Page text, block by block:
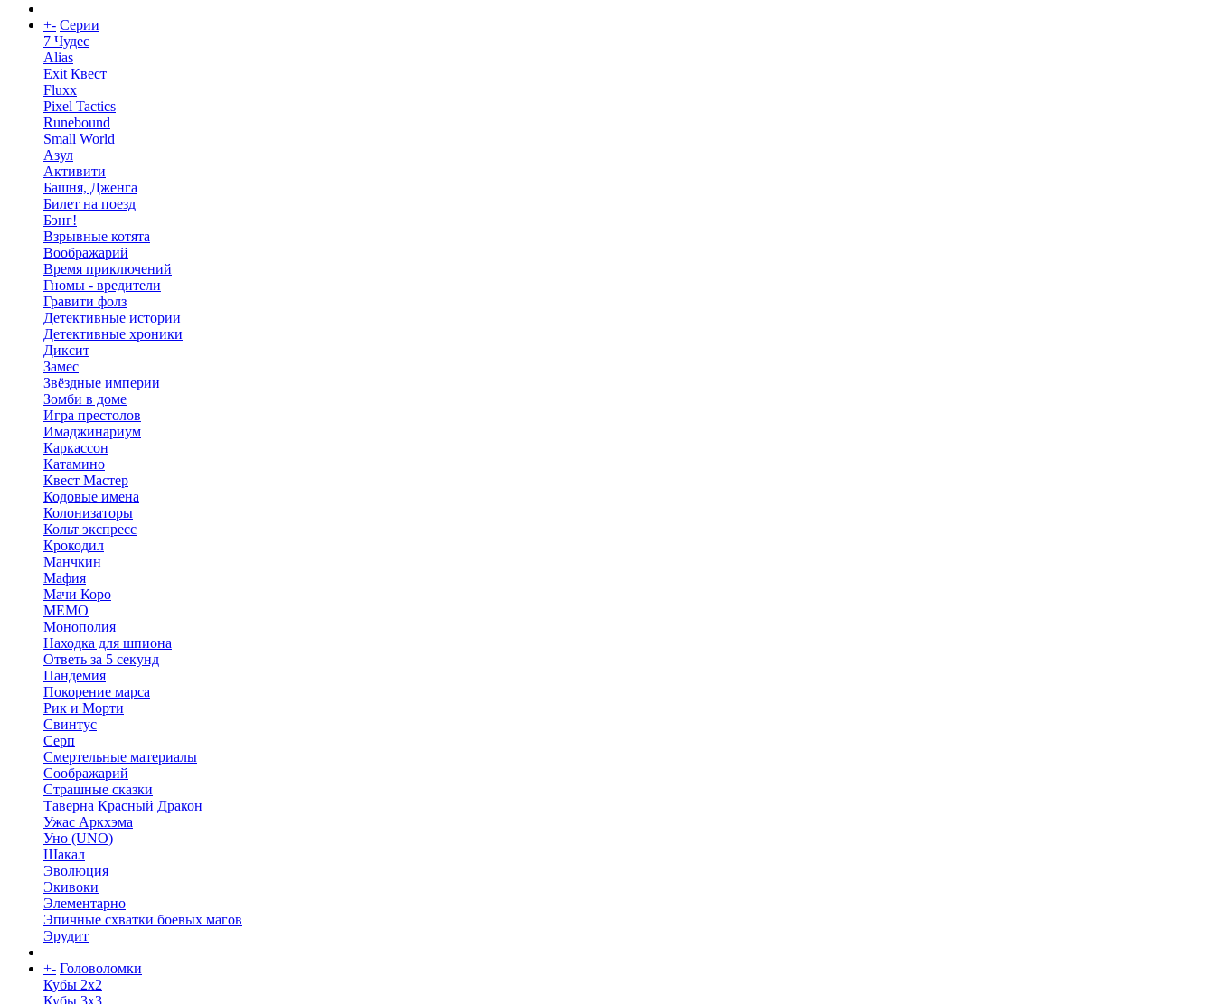
+- Серии
7 Чудес
Alias
Exit Квест
Fluxx
Pixel Tactics
Runebound
Small World
Азул
Активити
Башня, Дженга
Билет на поезд
Бэнг!
Взрывные котята
Воображарий
Время приключений
Гномы - вредители
Гравити фолз
Детективные истории
Детективные хроники
Диксит
Замес
Звёздные империи
Зомби в доме
Игра престолов
Имаджинариум
Каркассон
Катамино
Квест Мастер
Кодовые имена
Колонизаторы
Кольт экспресс
Крокодил
Манчкин
Мафия
Мачи Коро
МЕМО
Монополия
Находка для шпиона
Ответь за 5 секунд
Пандемия
Покорение марса
Рик и Морти
Свинтус
Серп
Смертельные материалы
Соображарий
Страшные сказки
Таверна Красный Дракон
Ужас Аркхэма
Уно (UNO)
Шакал
Эволюция
Экивоки
Элементарно
Эпичные схватки боевых магов
Эрудит
+- Головоломки
Кубы 2х2